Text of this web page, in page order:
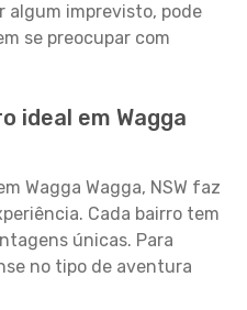
algum imprevisto, pode
se preocupar com
ideal em Wagga
Wagga Wagga, NSW faz
Cada bairro tem
únicas. Para
no tipo de aventura